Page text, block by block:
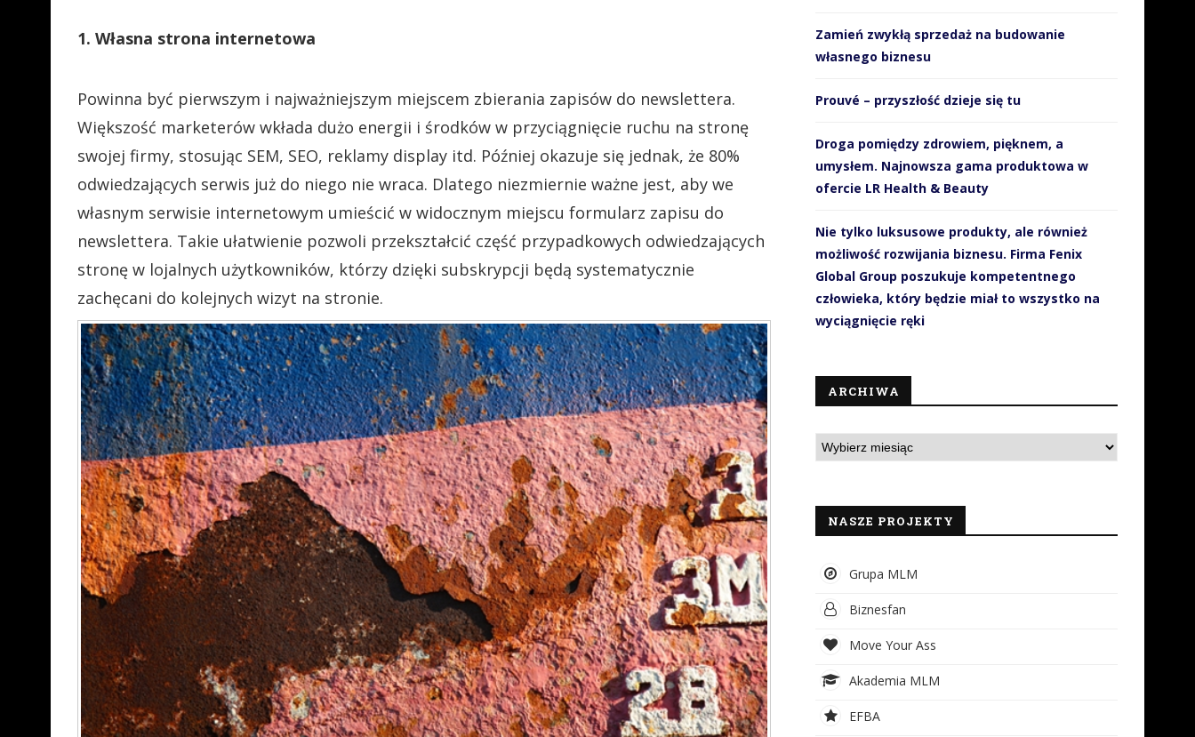
1. Własna strona internetowa
Powinna być pierwszym i najważniejszym miejscem zbierania zapisów do newslettera.
Większość marketerów wkłada dużo energii i środków w przyciągnięcie ruchu na stronę
swojej firmy, stosując SEM, SEO, reklamy display itd. Później okazuje się jednak, że 80%
odwiedzających serwis już do niego nie wraca. Dlatego niezmiernie ważne jest, aby we
własnym serwisie internetowym umieścić w widocznym miejscu formularz zapisu do
newslettera. Takie ułatwienie pozwoli przekształcić część przypadkowych odwiedzających
stronę w lojalnych użytkowników, którzy dzięki subskrypcji będą systematycznie
zachęcani do kolejnych wizyt na stronie.
Zamień zwykłą sprzedaż na budowanie
własnego biznesu
Prouvé – przyszłość dzieje się tu
Droga pomiędzy zdrowiem, pięknem, a
umysłem. Najnowsza gama produktowa w
ofercie LR Health & Beauty
Nie tylko luksusowe produkty, ale również
możliwość rozwijania biznesu. Firma Fenix
Global Group poszukuje kompetentnego
człowieka, który będzie miał to wszystko na
wyciągnięcie ręki
ARCHIWA
NASZE PROJEKTY
Grupa MLM
Biznesfan
Move Your Ass
Akademia MLM
EFBA